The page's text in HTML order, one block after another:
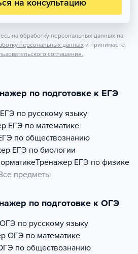
на консультацию
на обработку персональных данных на
персональных данных и принимаете
соглашения.
по подготовке к ЕГЭ
ЕГЭ по русскому языку
ЕГЭ по математике
по обществознанию
ЕГЭ по биологии
Тренажер ЕГЭ по физике
предметы
по подготовке к ОГЭ
ОГЭ по русскому языку
ОГЭ по математике
по обществознанию